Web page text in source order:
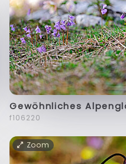
Gewöhnliches
f106220
Zoom